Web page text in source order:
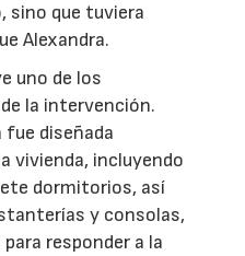
sino que tuviera
Alexandra.
uno de los
la intervención.
diseñada
vivienda, incluyendo
dormitorios, así
y consolas,
responder a la